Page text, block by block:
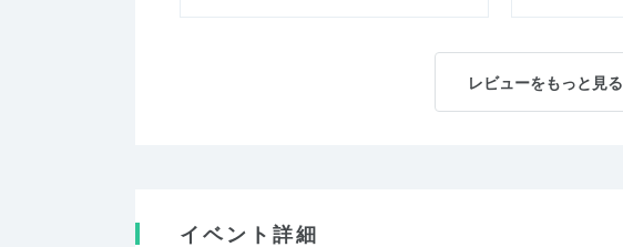
レビューをもっと見る
イベント詳細